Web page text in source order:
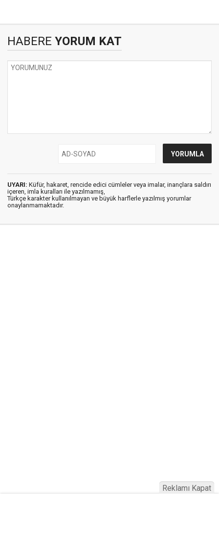
HABERE YORUM KAT
UYARI: Küfür, hakaret, rencide edici cümleler veya imalar, inançlara saldırı
içeren, imla kuralları ile yazılmamış,
Türkçe karakter kullanılmayan ve büyük harflerle yazılmış yorumlar
onaylanmamaktadır.
Reklamı Kapat